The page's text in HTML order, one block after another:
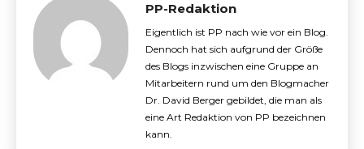
PP-Redaktion
Eigentlich ist PP nach wie vor ein Blog.
Dennoch hat sich aufgrund der Größe
des Blogs inzwischen eine Gruppe an
Mitarbeitern rund um den Blogmacher
Dr. David Berger gebildet, die man als
eine Art Redaktion von PP bezeichnen
kann.